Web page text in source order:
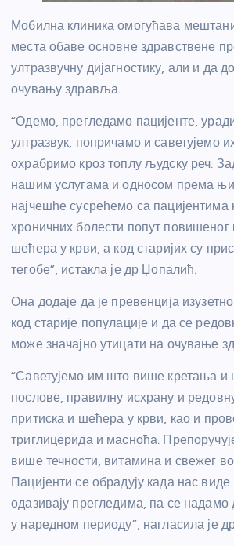
Мобилна клиника омогућава
места обаве основне здравствене
ултразвучну дијагностику, али и да
очувању здравља.
“Одемо, прегледамо пацијенте,
ултразвук, попричамо и саветујемо
охрабримо кроз топлу људску реч.
нашим услугама и односом према
најчешће сусрећемо са пацијентима
хроничних болести попут повишеног
шећера у крви, а код старијих су
тегобе”, истакла је др Џопалић.
Она додаје да је превенција
код старије популације и да се
може значајно утицати на очување
“Саветујемо им што више кретања
послове, правилну исхрану и
притиска и шећера у крви, као и
триглицерида и масноћа.
више течности, витамина и свежег
Пацијенти се обрадују када нас
одазивају прегледима, па се надамо
у наредном периоду”, нагласила је